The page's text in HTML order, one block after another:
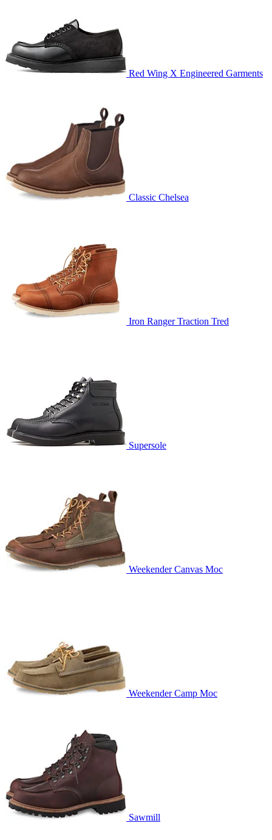
Red Wing X Engineered Garments
Classic Chelsea
Iron Ranger Traction Tred
Supersole
Weekender Canvas Moc
Weekender Camp Moc
Sawmill